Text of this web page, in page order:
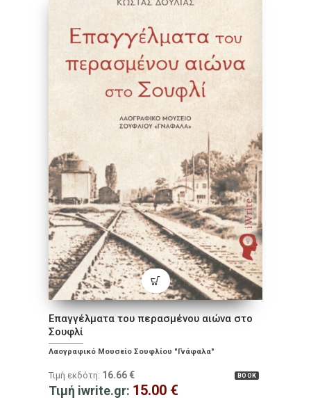
Επαγγέλματα του περασμένου αιώνα στο
Σουφλί
Λαογραφικό Μουσείο Σουφλίου "Γνάφαλα"
BOOK
Τιμή εκδότη: 16.66 €
Τιμή iwrite.gr: 15.00 €